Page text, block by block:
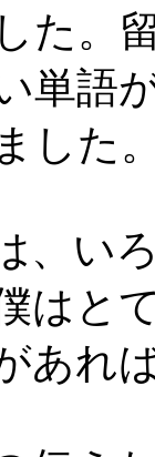
た。
単語
した。
、い
はと
あれ